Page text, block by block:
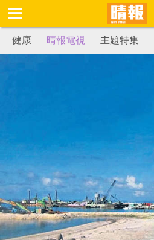
健康 晴報電視 主題特集